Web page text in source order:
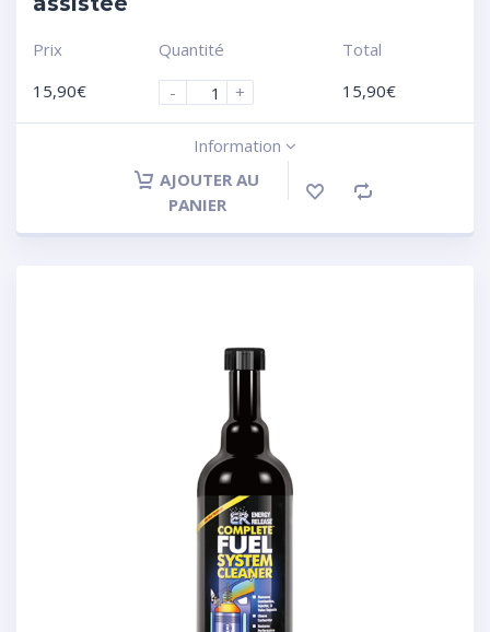
Prix
15,90€
Quantité
-
+
Total
15,90€
Information
AJOUTER AU
PANIER